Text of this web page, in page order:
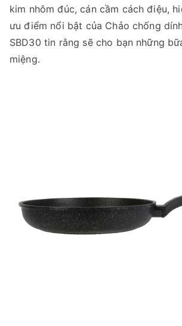
kim nhôm đúc, cán cầm cách điệu,
ưu điểm nổi bật của Chảo chống
SBD30 tin rằng sẽ cho bạn những
miệng.